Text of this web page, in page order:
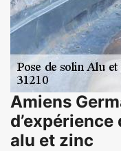
Amiens
alu et zinc